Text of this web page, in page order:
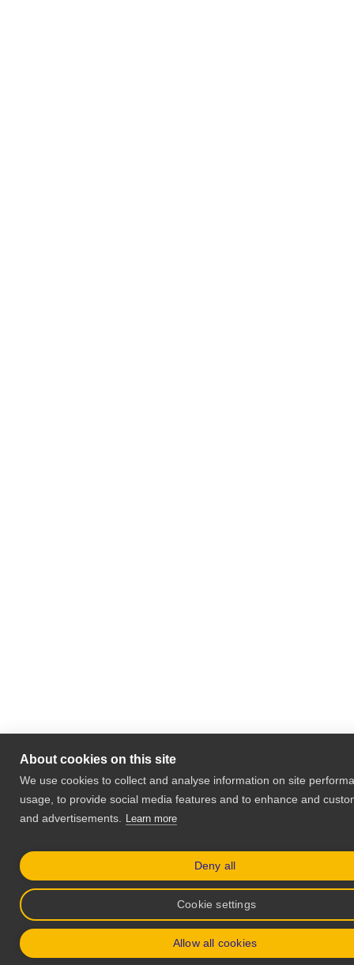
About cookies on this site
We use cookies to collect and analyse information on site
usage, to provide social media features and to enhance and
and advertisements.
Learn more
Deny all
Cookie settings
Allow all cookies